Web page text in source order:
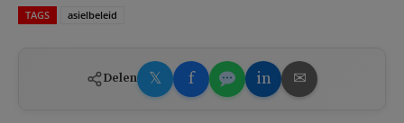
TAGS asielbeleid
Delen 𝕏 f in ✉